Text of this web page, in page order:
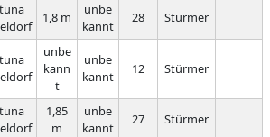
1,8 m
unbe
kannt
28 Stürmer
unbe
kann
t
unbe
kannt
12 Stürmer
1,85
m
unbe
kannt
27 Stürmer